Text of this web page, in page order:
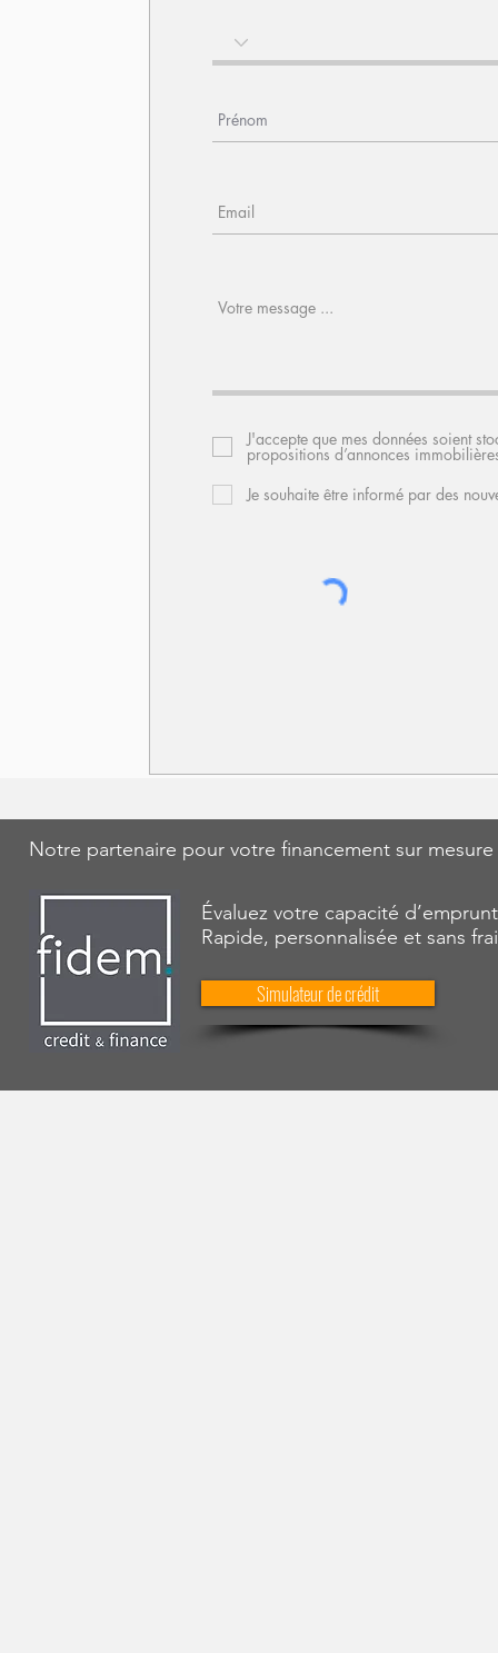
J'accepte que mes données soient
propositions d’annonces
Je souhaite être informé par des
Notre partenaire pour votre financement sur mesure
Évaluez votre capacité
Rapide, personnalisée et sans
Simulateur de crédit